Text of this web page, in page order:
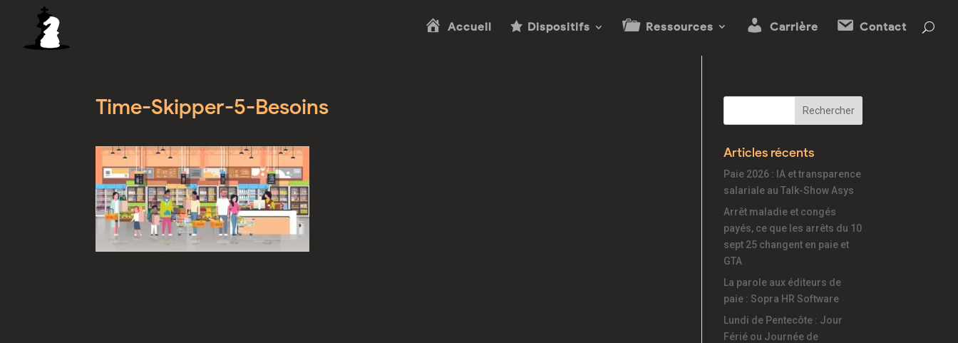
Accueil Dispositifs Ressources Carrière Contact
Time-Skipper-5-Besoins
Articles récents
Paie 2026 : IA et transparence
salariale au Talk-Show Asys
Arrêt maladie et congés
payés, ce que les arrêts du 10
sept 25 changent en paie et
GTA
La parole aux éditeurs de
paie : Sopra HR Software
Lundi de Pentecôte : Jour
Férié ou Journée de